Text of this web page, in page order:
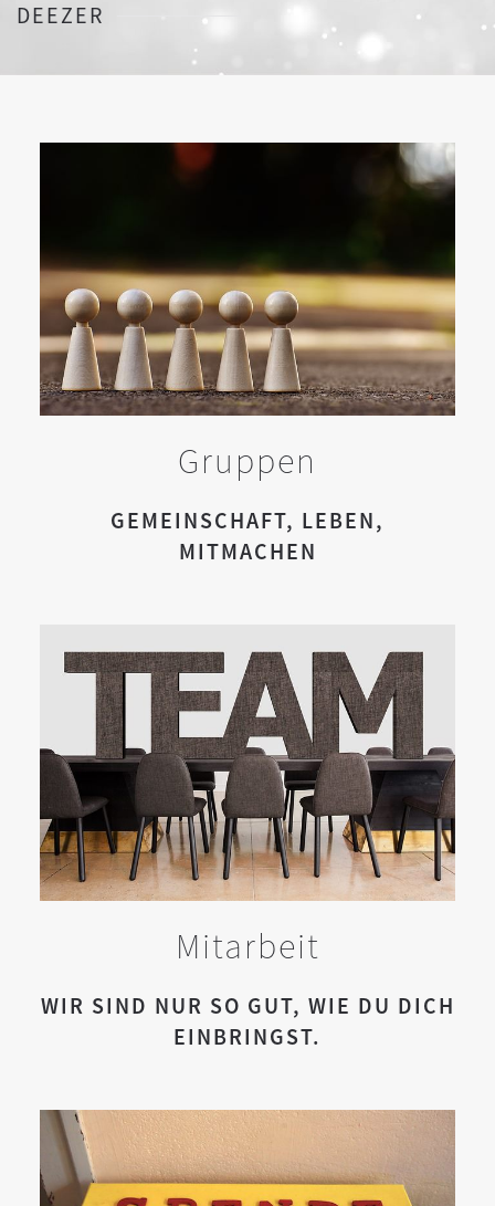
DEEZER
Gruppen
GEMEINSCHAFT, LEBEN,
MITMACHEN
Mitarbeit
WIR SIND NUR SO GUT, WIE DU DICH
EINBRINGST.